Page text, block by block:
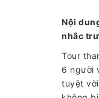
Nội
nhắc
Tour
6 người
tuyệt